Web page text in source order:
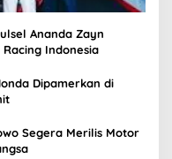
Ananda Zayn
Indonesia
Dipamerkan di